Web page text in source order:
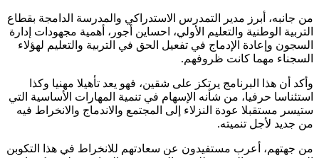
من جانبه، أبرز مدير التمدرس الاستدراكي والمدرسة الدامجة بقطاع
التربية الوطنية والتعليم الأولي، احساين أجور، أهمية مجهودات إدارة
السجون وإعادة الإدماج في تفعيل الحق في التربية والتعليم لهؤلاء
السجناء مهما كانت ظروفهم.
وأكد أن هذا البرنامج يرتكز على شقين، فهو يعد تأهيلا مهنيا وكذا
استئناسا حرفيا، من شأنه الإسهام في تنمية المهارات الأساسية التي
ستيسر مستقبلا عودة النزلاء إلى المجتمع والاندماج والانخراط فيه
من جديد لأجل تنميته.
من جهتهم، أعرب مستفيدون عن سعادتهم للانخراط في هذا التكوبن